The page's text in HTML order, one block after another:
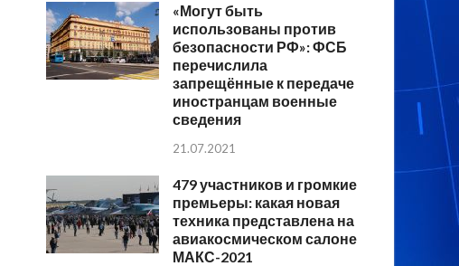
«Могут быть
использованы против
безопасности РФ»: ФСБ
перечислила
запрещённые к передаче
иностранцам военные
сведения
21.07.2021
479 участников и громкие
премьеры: какая новая
техника представлена на
авиакосмическом салоне
МАКС-2021